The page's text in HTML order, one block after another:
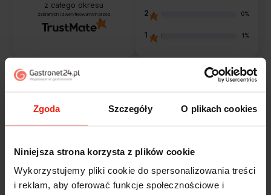
Zgoda Szczegóły O plikach cookies
Niniejsza strona korzysta z plików cookie
Wykorzystujemy pliki cookie do spersonalizowania treści
i reklam, aby oferować funkcje społecznościowe i
z całego okresu
zebranych i zweryfikowanych przez 2 0%
1 1%
Jak zbieramy opinie?
Marcin
5